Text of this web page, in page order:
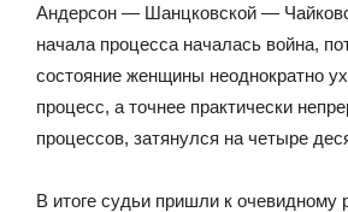
Андерсон — Шанцковской —
начала процесса началась война,
состояние женщины неоднократно
процесс, а точнее практически
процессов, затянулся на четыре
В итоге судьи пришли к